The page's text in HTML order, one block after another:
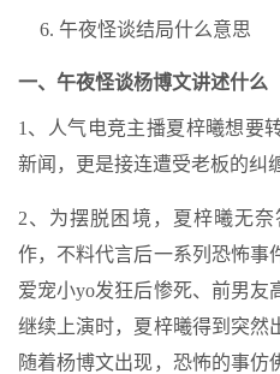
午夜怪谈结局什么意思
一、午夜怪谈杨博文讲述什么
1、人气电竞主播夏梓曦想要
新闻，更是接连遭受老板的纠
2、为摆脱困境，夏梓曦无
作，不料代言后一系列恐怖事
爱宠小yo发狂后惨死、前男友
继续上演时，夏梓曦得到突然
随着杨博文出现，恐怖的事仿